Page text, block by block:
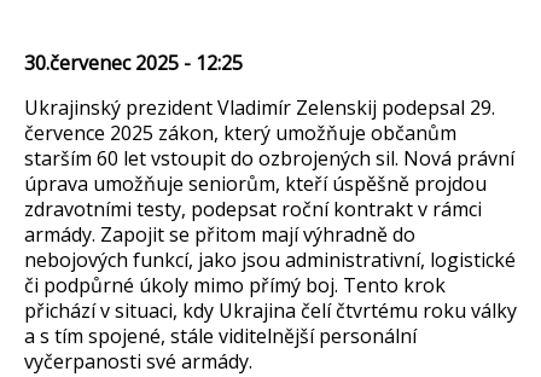
30.červenec 2025 - 12:25
Ukrajinský prezident Vladimír Zelenskij podepsal 29.
července 2025 zákon, který umožňuje občanům
starším 60 let vstoupit do ozbrojených sil. Nová právní
úprava umožňuje seniorům, kteří úspěšně projdou
zdravotními testy, podepsat roční kontrakt v rámci
armády. Zapojit se přitom mají výhradně do
nebojových funkcí, jako jsou administrativní, logistické
či podpůrné úkoly mimo přímý boj. Tento krok
přichází v situaci, kdy Ukrajina čelíčtvrtému roku války
a s tím spojené, stále viditelnější personální
vyčerpanosti své armády.